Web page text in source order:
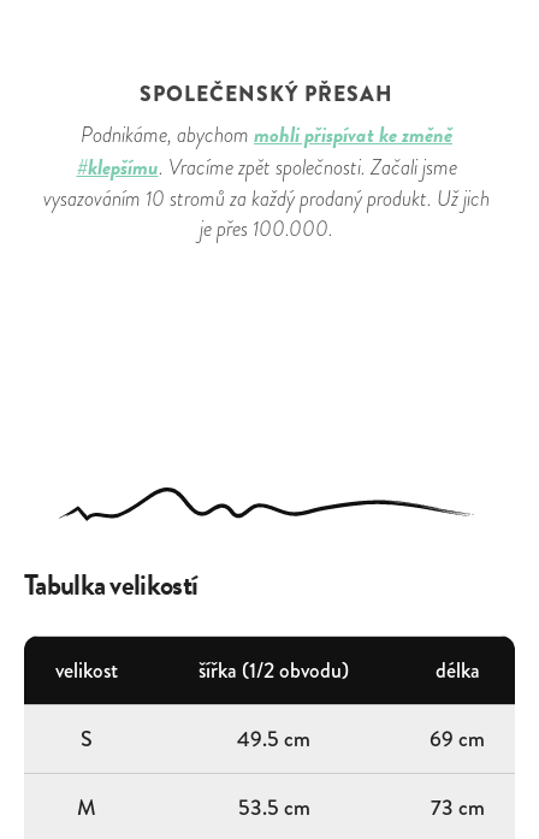
SPOLEČENSKÝ PŘESAH
Podnikáme, abychom mohli přispívat ke změně
#klepšímu. Vracíme zpět společnosti. Začali jsme
vysazováním 10 stromů za každý prodaný produkt. Už jich
je přes 100.000.
Tabulka velikostí
velikost šířka (1/2 obvodu) délka
S 49.5 cm 69 cm
M 53.5 cm 73 cm